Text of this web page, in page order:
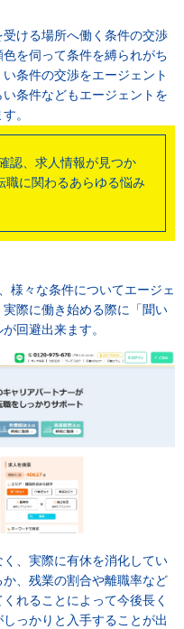
ける場所へ働く条件の交渉
を伺って条件を縛られがち
条件の交渉をエージェント
条件などもエージェントを
。
認、求人情報が見つか
職に関わるあらゆる悩み
様々な条件についてエージェ
際に働き始める際に「聞い
回避出来ます。
、実際に有休を消化してい
、残業の割合や離職率など
れることによって今後長く
っかりと入手することが出